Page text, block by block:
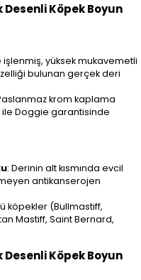
Köpek Boyun
işlenmiş, yüksek mukavemetli
bulunan gerçek deri
krom kaplama
ile Doggie garantisinde
: Derinin alt kısmında evcil
antikanserojen
köpekler (Bullmastiff,
Mastiff, Saint Bernard,
Köpek Boyun